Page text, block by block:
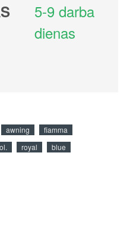
5-9 darba
dienas
awning
fiamma
royal
blue